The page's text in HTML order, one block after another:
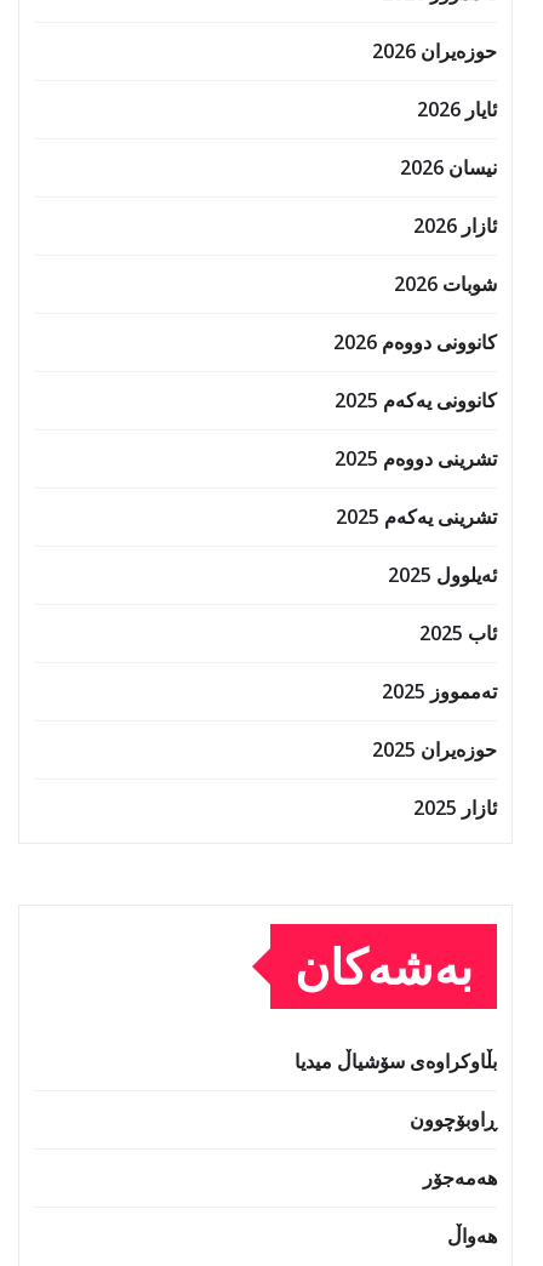
حوزه‌یران 2026
ئایار 2026
نیسان 2026
ئازار 2026
شوبات 2026
کانوونی دووەم 2026
کانوونی یەکەم 2025
تشرینی دووەم 2025
تشرینی یەکەم 2025
ئەیلوول 2025
ئاب 2025
تەممووز 2025
حوزه‌یران 2025
ئازار 2025
بەشەکان
بڵاوکراوەی سۆشیاڵ میدیا
ڕاوبۆچوون
هەمەجۆر
هەواڵ